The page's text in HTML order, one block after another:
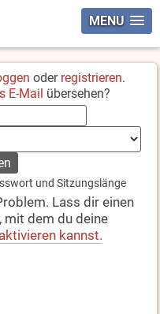
MENU
oder registrieren.
E-Mail übersehen?
und Sitzungslänge
Lass dir einen
mit dem du deine
kannst.